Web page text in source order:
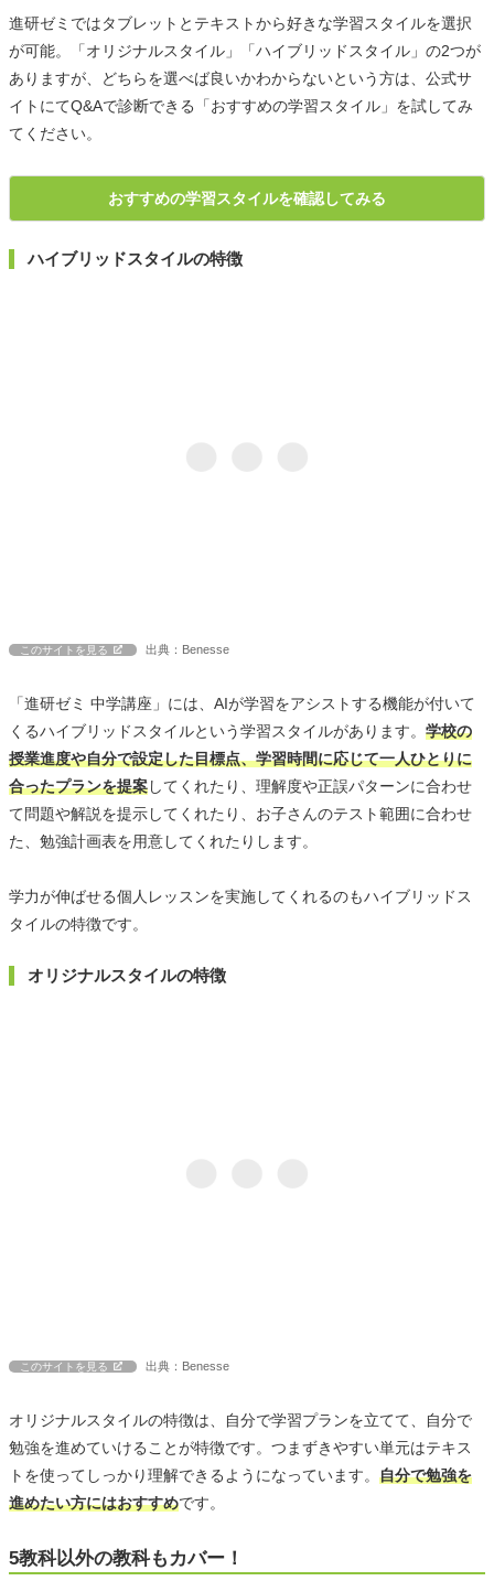
進研ゼミではタブレットとテキストから好きな学習スタイルを選択
が可能。「オリジナルスタイル」「ハイブリッドスタイル」の2つが
ありますが、どちらを選べば良いかわからないという方は、公式サ
イトにてQ&Aで診断できる「おすすめの学習スタイル」を試してみ
てください。
おすすめの学習スタイルを確認してみる
ハイブリッドスタイルの特徴
このサイトを見る 出典：Benesse
「進研ゼミ 中学講座」には、AIが学習をアシストする機能が付いて
くるハイブリッドスタイルという学習スタイルがあります。 学校の
授業進度や自分で設定した目標点、学習時間に応じて一人ひとりに
合ったプランを提案してくれたり、理解度や正誤パターンに合わせ
て問題や解説を提示してくれたり、お子さんのテスト範囲に合わせ
た、勉強計画表を用意してくれたりします。
学力が伸ばせる個人レッスンを実施してくれるのもハイブリッドス
タイルの特徴です。
オリジナルスタイルの特徴
このサイトを見る 出典：Benesse
オリジナルスタイルの特徴は、自分で学習プランを立てて、自分で
勉強を進めていけることが特徴です。つまずきやすい単元はテキス
トを使ってしっかり理解できるようになっています。 自分で勉強を
進めたい方にはおすすめです。
5教科以外の教科もカバー！